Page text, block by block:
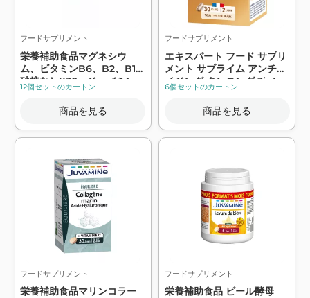
フードサプリメント
栄養補助食品マグネシウ
ム、ビタミンB6、B2、B1、
砂糖なしX30 - ジュバミン
12個セットのカートン
商品を見る
フードサプリメント
エキスパート フード サプリ
メント サブライム アンチエ
イジング タンニング 3in1
X60 - Juv...
6個セットのカートン
商品を見る
フードサプリメント
栄養補助食品マリンコラー
フードサプリメント
栄養補助食品 ビール酵母